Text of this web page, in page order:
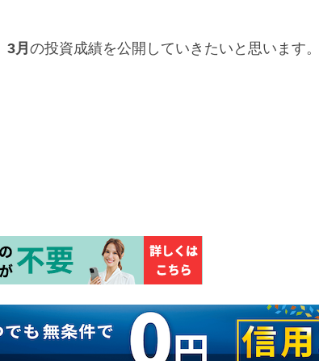
3月 の投資成績を公開していきたいと思います。